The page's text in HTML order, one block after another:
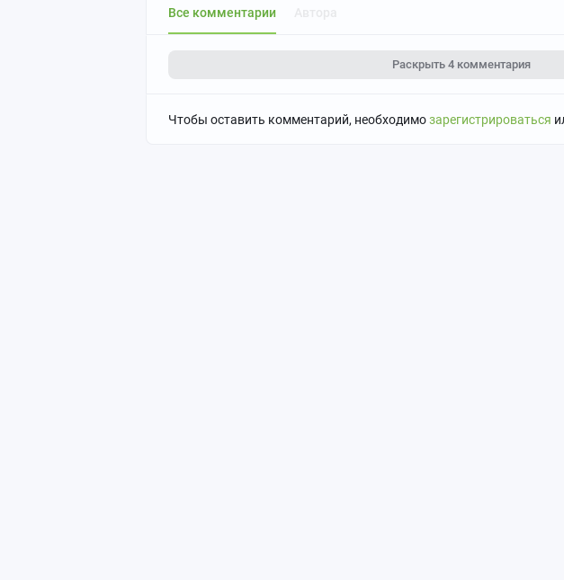
Все комментарии
Раскрыть 4 комментария
Чтобы оставить комментарий, необходимозарегистрироваться